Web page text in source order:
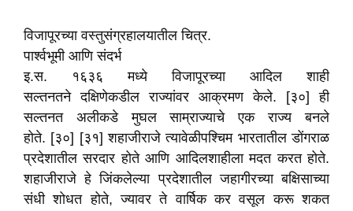
विजापूरच्या वस्तुसंग्रहालयातील चित्र.
पार्श्वभूमी आणि संदर्भ
इ.स. १६३६ मध्ये विजापूरच्या आदिल शाही
सल्तनतने दक्षिणेकडील राज्यांवर आक्रमण केले. [३०] ही
सल्तनत अलीकडे मुघल साम्राज्याचे एक राज्य बनले
होते. [३०] [३१] शहाजीराजे त्यावेळीपश्चिम भारतातील डोंगराळ
प्रदेशातील सरदार होते आणि आदिलशाहीला मदत करत होते.
शहाजीराजे हे जिंकलेल्या प्रदेशातील जहागीरच्या बक्षिसाच्या
संधी शोधत होते, ज्यावर ते वार्षिक कर वसूल करू शकत